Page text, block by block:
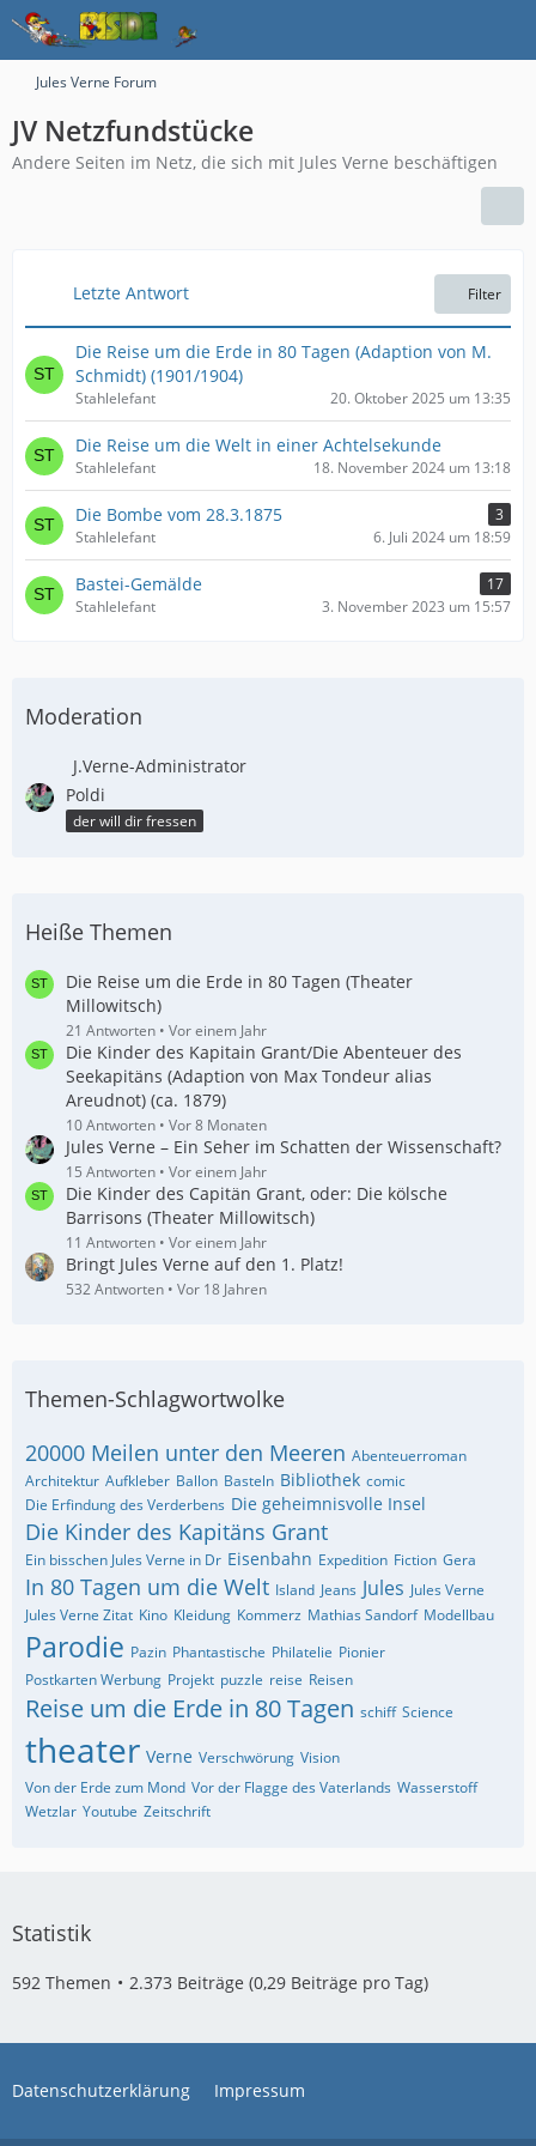
Jules Verne Forum
JV Netzfundstücke
Andere Seiten im Netz, die sich mit Jules Verne beschäftigen
Letzte Antwort Filter
Die Reise um die Erde in 80 Tagen (Adaption von M.
Schmidt) (1901/1904)
Stahlelefant 20. Oktober 2025 um 13:35
Die Reise um die Welt in einer Achtelsekunde
Stahlelefant 18. November 2024 um 13:18
Die Bombe vom 28.3.1875
3
Stahlelefant
6. Juli 2024 um 18:59
Bastei-Gemälde
17
Stahlelefant
3. November 2023 um 15:57
Moderation
J.Verne-Administrator
Poldi
der will dir fressen
Heiße Themen
Die Reise um die Erde in 80 Tagen (Theater
Millowitsch)
21 Antworten Vor einem Jahr
Die Kinder des Kapitain Grant/Die Abenteuer des
Seekapitäns (Adaption von Max Tondeur alias
Areudnot) (ca. 1879)
10 Antworten Vor 8 Monaten
Jules Verne – Ein Seher im Schatten der Wissenschaft?
15 Antworten Vor einem Jahr
Die Kinder des Capitän Grant, oder: Die kölsche
Barrisons (Theater Millowitsch)
11 Antworten Vor einem Jahr
Bringt Jules Verne auf den 1. Platz!
532 Antworten Vor 18 Jahren
Themen-Schlagwortwolke
20000 Meilen unter den Meeren Abenteuerroman
Architektur Aufkleber Ballon Basteln Bibliothek comic
Die Erfindung des Verderbens Die geheimnisvolle Insel
Die Kinder des Kapitäns Grant
Ein bisschen Jules Verne in Dr Eisenbahn Expedition Fiction Gera
In 80 Tagen um die Welt Island Jeans Jules Jules Verne
Jules Verne Zitat Kino Kleidung Kommerz Mathias Sandorf Modellbau
Parodie Pazin Phantastische Philatelie Pionier
Postkarten Werbung Projekt puzzle reise Reisen
Reise um die Erde in 80 Tagen schiff Science
theater Verne Verschwörung Vision
Von der Erde zum Mond Vor der Flagge des Vaterlands Wasserstoff
Wetzlar Youtube Zeitschrift
Statistik
592 Themen 2.373 Beiträge (0,29 Beiträge pro Tag)
Datenschutzerklärung Impressum